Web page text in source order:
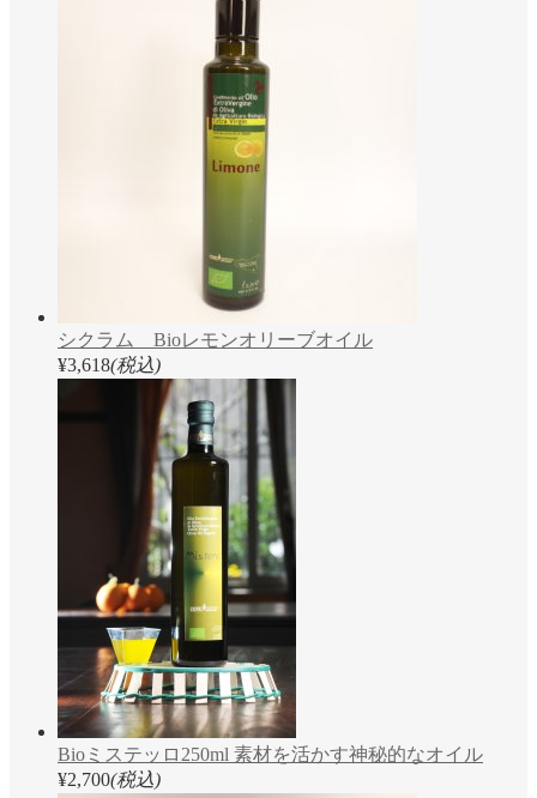
シクラム Bioレモンオリーブオイル
¥3,618(税込)
Bioミステッロ250ml 素材を活かす神秘的なオイル
¥2,700(税込)